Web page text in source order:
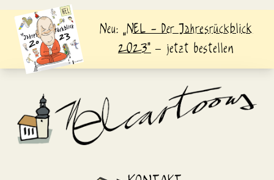
Neu: „NEL - Der Jahresrückblick
2023“– jetzt bestellen